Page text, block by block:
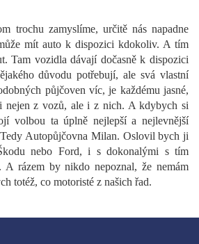
trochu zamyslíme, určitě nás napadne
mít auto k dispozici kdokoliv. A tím
Tam vozidla dávají dočasně k dispozici
důvodu potřebují, ale svá vlastní
půjčoven víc, je každému jasné,
nejen z vozů, ale i z nich. A kdybych si
volbou ta úplně nejlepší a nejlevnější
Autopůjčovna Milan. Oslovil bych ji
nebo Ford, i s dokonalými s tím
A rázem by nikdo nepoznal, že nemám
totéž, co motoristé z našich řad.